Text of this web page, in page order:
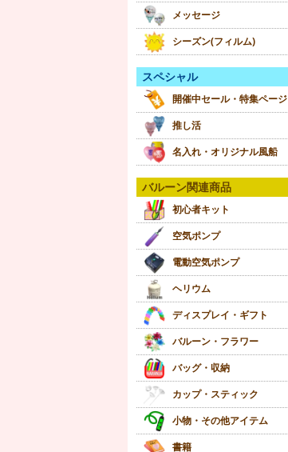
メッセージ
シーズン(フィルム)
スペシャル
開催中セール・特集ページ
推し活
名入れ・オリジナル風船
バルーン関連商品
初心者キット
空気ポンプ
電動空気ポンプ
ヘリウム
ディスプレイ・ギフト
バルーン・フラワー
バッグ・収納
カップ・スティック
小物・その他アイテム
書籍